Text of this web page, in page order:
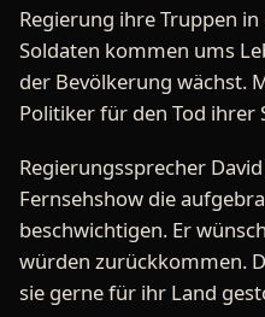
Regierung ihre Truppen
Soldaten kommen ums
der Bevölkerung wächst.
Politiker für den Tod ihrer
Regierungssprecher
Fernsehshow die
beschwichtigen. Er
würden zurückkommen.
sie gerne für ihr Land